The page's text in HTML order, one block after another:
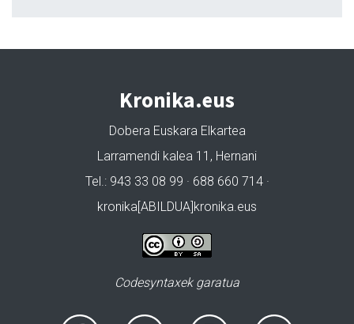
Kronika.eus
Dobera Euskara Elkartea
Larramendi kalea 11, Hernani
Tel.: 943 33 08 99 · 688 660 714 ·
kronika[ABILDUA]kronika.eus
Codesyntaxek garatua